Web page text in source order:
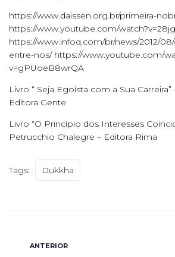
https://www.daissen.org.br/primeira-
https://www.youtube.com/
https://www.infoq.com/br/news/2012/
entre-nos/ https://www.youtube.com/
v=gPUoeB8wrQA
Livro “ Seja Egoísta com a Sua
Editora Gente
Livro “O Princípio dos Interesses
Petrucchio Chalegre – Editora Rima
Tags: Dukkha
ANTERIOR